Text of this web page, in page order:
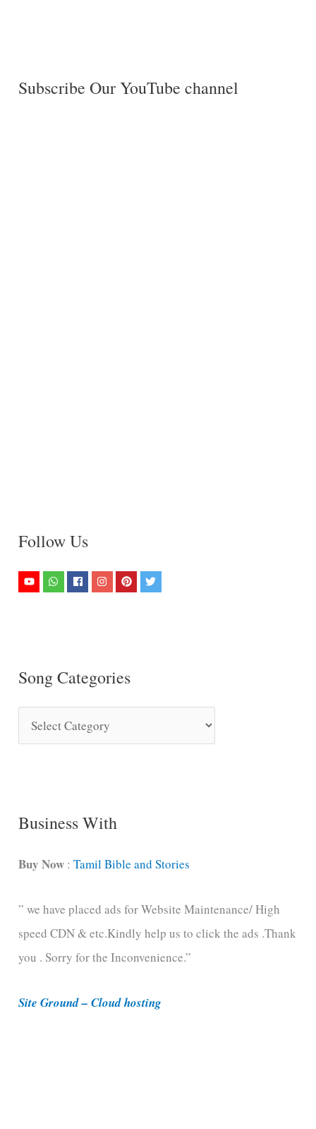
Subscribe Our YouTube channel
Follow Us
Song Categories
o
C
t
g
o
r
e
Business With
Buy Now :Tamil Bible and Stories
” we have placed ads for Website Maintenance/ High
speed CDN & etc.Kindly help us to click the ads .Thank
you . Sorry for the Inconvenience.”
Site Ground – Cloud hosting